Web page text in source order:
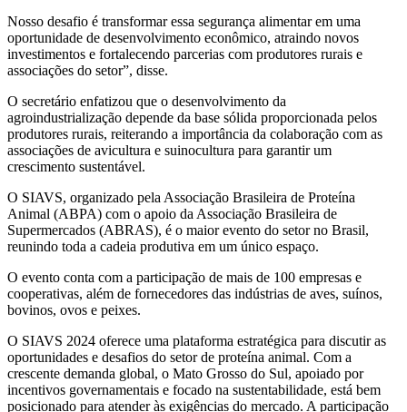
Nosso desafio é transformar essa segurança alimentar em uma
oportunidade de desenvolvimento econômico, atraindo novos
investimentos e fortalecendo parcerias com produtores rurais e
associações do setor”, disse.
O secretário enfatizou que o desenvolvimento da
agroindustrialização depende da base sólida proporcionada pelos
produtores rurais, reiterando a importância da colaboração com as
associações de avicultura e suinocultura para garantir um
crescimento sustentável.
O SIAVS, organizado pela Associação Brasileira de Proteína
Animal (ABPA) com o apoio da Associação Brasileira de
Supermercados (ABRAS), é o maior evento do setor no Brasil,
reunindo toda a cadeia produtiva em um único espaço.
O evento conta com a participação de mais de 100 empresas e
cooperativas, além de fornecedores das indústrias de aves, suínos,
bovinos, ovos e peixes.
O SIAVS 2024 oferece uma plataforma estratégica para discutir as
oportunidades e desafios do setor de proteína animal. Com a
crescente demanda global, o Mato Grosso do Sul, apoiado por
incentivos governamentais e focado na sustentabilidade, está bem
posicionado para atender às exigências do mercado. A participação